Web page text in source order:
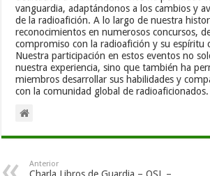
vanguardia, adaptándonos a los cambios y
de la radioafición. A lo largo de nuestra
reconocimientos en numerosos concursos,
compromiso con la radioafición y su espíritu
Nuestra participación en estos eventos no
nuestra experiencia, sino que también ha
miembros desarrollar sus habilidades y
con la comunidad global de radioaficionados.
Anterior
Charla Libros de Guardia – QSL –